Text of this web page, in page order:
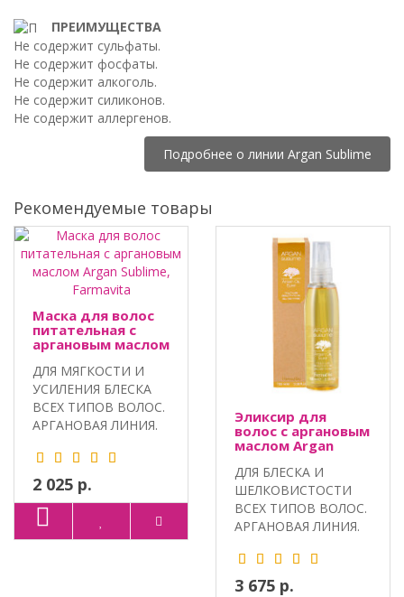
ПРЕИМУЩЕСТВА
Не содержит сульфаты.
Не содержит фосфаты.
Не содержит алкоголь.
Не содержит силиконов.
Не содержит аллергенов.
Подробнее о линии Argan Sublime
Рекомендуемые товары
Маска для волос
питательная с
аргановым маслом
Farmavita
ДЛЯ МЯГКОСТИ И
УСИЛЕНИЯ БЛЕСКА
ВСЕХ ТИПОВ ВОЛОС.
АРГАНОВАЯ ЛИНИЯ.
2 025 р.
Эликсир для
волос с аргановым
маслом Аrgan
ДЛЯ БЛЕСКА И
ШЕЛКОВИСТОСТИ
ВСЕХ ТИПОВ ВОЛОС.
АРГАНОВАЯ ЛИНИЯ.
..
3 675 р.